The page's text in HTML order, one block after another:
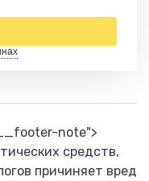
note">
средств,
причиняет вред